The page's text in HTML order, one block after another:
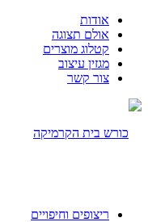
אודות
אולם תצוגה
קטלוג מוצרים
מגזין עיצוב
צור קשר
ריצופים וחיפויים